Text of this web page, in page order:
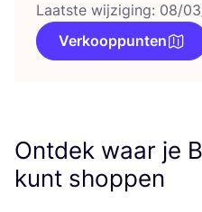
Laatste wijziging: 08/
Verkooppunten
Ontdek waar je
kunt shoppen